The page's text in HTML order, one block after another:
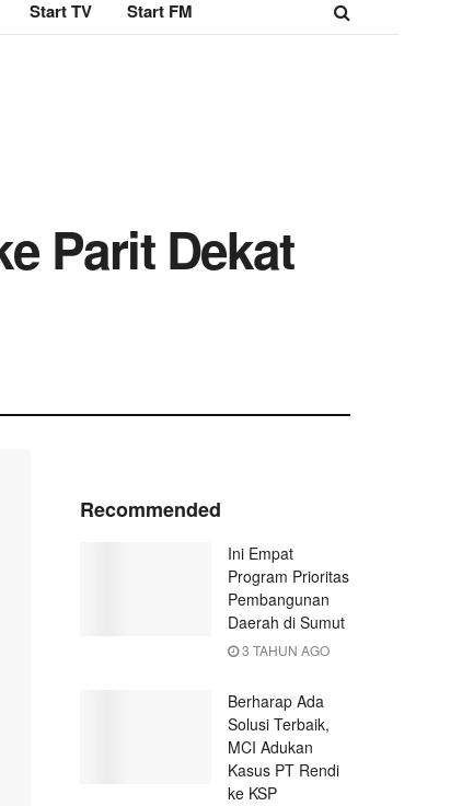
Start TV Start FM
Parit Dekat
Recommended
Ini Empat
Program Prioritas
Pembangunan
Daerah di Sumut
3 TAHUN AGO
Berharap Ada
Solusi Terbaik,
MCI Adukan
Kasus PT Rendi
ke KSP